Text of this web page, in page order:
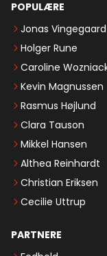
POPULÆRE
Jonas Vingegaard
Holger Rune
Caroline
Kevin Magnussen
Rasmus Højlund
Clara Tauson
Mikkel Hansen
Althea Reinhardt
Christian Eriksen
Cecilie Uttrup
PARTNERE